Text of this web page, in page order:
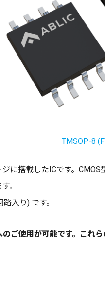
TMSOP-8
に搭載したICです。
。
入り) です。
ご使用が可能です。これ